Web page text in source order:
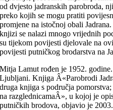
od dvjesto jadranskih parobroda,
preko kojih se mogu pratiti
promjene na istočnoj obali
knjizi se nalazi mnogo vrijednih
su tijekom povijesti djelovale na
povijesti putničkog brodarstva na
Mitja Lamut rođen je 1952.
Ljubljani. Knjiga Â«Parobrodi
druga knjiga s područja
na razglednicamaÂ», u kojoj je
putničkih brodova, objavio je